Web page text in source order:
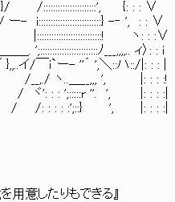
{: : : ∨
-‐ ', : : ∨
ヽ: : :∨
ﾉ___,,,,.. ィ〉: : i
/￣i`ー- ''´ ',＼::ハ::/|: : : |
__,./ ヽ..＿__,,, ', |: : : :!
ヾ': : : ';:::::r ''. ', |: : : :|
! / /: : : : :';::} ', |: : : :|
用意したりもできる』